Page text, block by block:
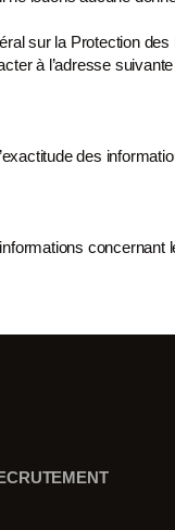
sur la Protection des
à l’adresse
des